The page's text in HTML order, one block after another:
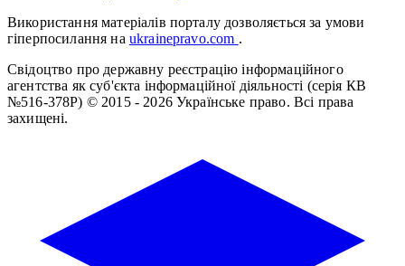
Використання матеріалів порталу дозволяється за умови
гіперпосилання на ukrainepravo.com .
Свідоцтво про державну реєстрацію інформаційного
агентства як суб'єкта інформаційної діяльності (серія КВ
№516-378Р) © 2015 - 2026 Українське право. Всі права
захищені.